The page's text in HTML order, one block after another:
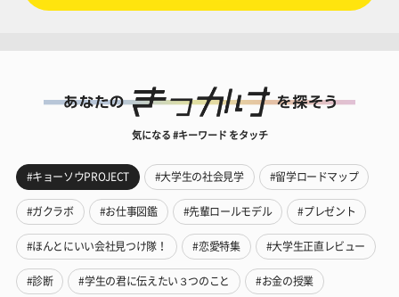
気になる #キーワード をタッチ
#キョーソウPROJECT #大学生の社会見学 #留学ロードマップ
#ガクラボ #お仕事図鑑 #先輩ロールモデル #プレゼント
#ほんとにいい会社見つけ隊！ #恋愛特集 #大学生正直レビュー
#診断 #学生の君に伝えたい３つのこと #お金の授業